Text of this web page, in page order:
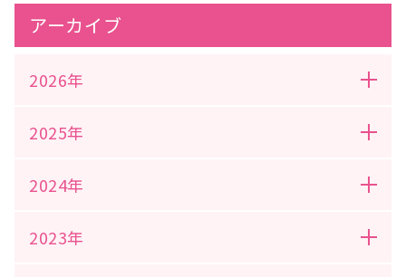
アーカイブ
2026年
2025年
2024年
2023年